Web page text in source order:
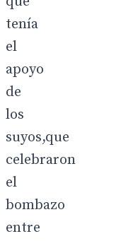
tenía
el
apoyo
de
los
suyos,que
celebraron
el
bombazo
entre